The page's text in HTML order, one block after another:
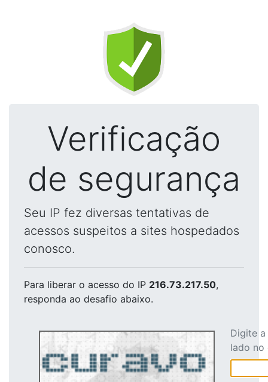
Verificação
de segurança
Seu IP fez diversas tentativas de
acessos suspeitos a sites hospedados
conosco.
Para liberar o acesso do IP 216.73.217.50,
responda ao desafio abaixo.
Digite
lado no